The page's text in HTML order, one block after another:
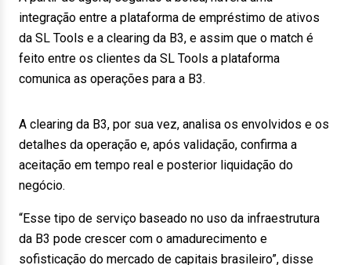
integração entre a plataforma de empréstimo de ativos
da SL Tools e a clearing da B3, e assim que o match é
feito entre os clientes da SL Tools a plataforma
comunica as operações para a B3.
A clearing da B3, por sua vez, analisa os envolvidos e os
detalhes da operação e, após validação, confirma a
aceitação em tempo real e posterior liquidação do
negócio.
“Esse tipo de serviço baseado no uso da infraestrutura
da B3 pode crescer com o amadurecimento e
sofisticação do mercado de capitais brasileiro”, disse